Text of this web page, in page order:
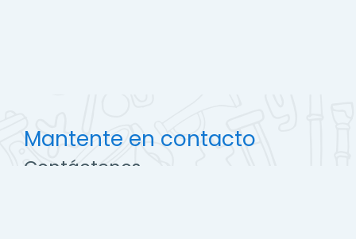
Mantente en contacto
Contáctenos